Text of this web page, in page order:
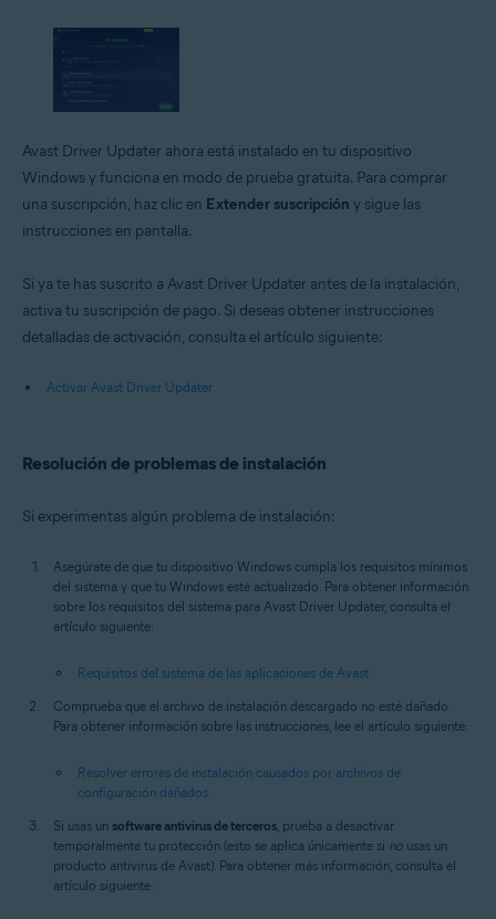
Avast Driver Updater ahora está instalado en tu dispositivo
Windows y funciona en modo de prueba gratuita. Para comprar
una suscripción, haz clic en Extender suscripción y sigue las
instrucciones en pantalla.
Si ya te has suscrito a Avast Driver Updater antes de la instalación,
activa tu suscripción de pago. Si deseas obtener instrucciones
detalladas de activación, consulta el artículo siguiente:
Activar Avast Driver Updater
Resolución de problemas de instalación
Si experimentas algún problema de instalación:
Asegúrate de que tu dispositivo Windows cumpla los requisitos mínimos
del sistema y que tu Windows esté actualizado. Para obtener información
sobre los requisitos del sistema para Avast Driver Updater, consulta el
artículo siguiente:
Requisitos del sistema de las aplicaciones de Avast
Comprueba que el archivo de instalación descargado no esté dañado.
Para obtener información sobre las instrucciones, lee el artículo siguiente:
Resolver errores de instalación causados por archivos de
configuración dañados
Si usas un software antivirus de terceros , prueba a desactivar
temporalmente tu protección (esto se aplica únicamente si no usas un
producto antivirus de Avast). Para obtener más información, consulta el
artículo siguiente: